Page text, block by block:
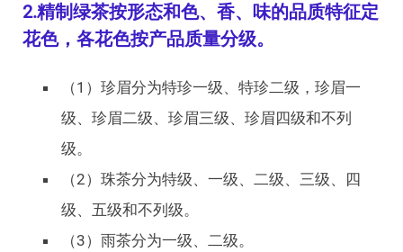
2.精制绿茶按形态和色、香、味的品质特征定
花色，各花色按产品质量分级。
（1）珍眉分为特珍一级、特珍二级，珍眉一
级、珍眉二级、珍眉三级、珍眉四级和不列
级。
（2）珠茶分为特级、一级、二级、三级、四
级、五级和不列级。
（3）雨茶分为一级、二级。